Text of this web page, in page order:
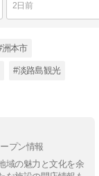
2日前
洲本市
#淡路島観光
プン情報
域の魅力と文化を余